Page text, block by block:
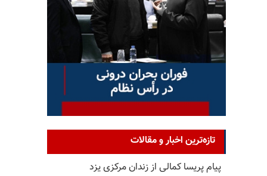
تازه‌ترین اخبار و مقالات
پیام پریسا کمالی از زندان مرکزی یزد